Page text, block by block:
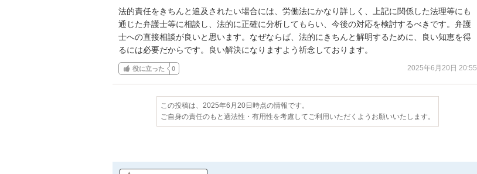
法的責任をきちんと追及されたい場合には、労働法にかなり詳しく、上記に関係した法理等にも
通じた弁護士等に相談し、法的に正確に分析してもらい、今後の対応を検討するべきです。弁護
士への直接相談が良いと思います。なぜならば、法的にきちんと解明するために、良い知恵を得
るには必要だからです。良い解決になりますよう祈念しております。
役に立った 0 2025年6月20日 20:55
この投稿は、2025年6月20日時点の情報です。
ご自身の責任のもと適法性・有用性を考慮してご利用いただくようお願いいたします。